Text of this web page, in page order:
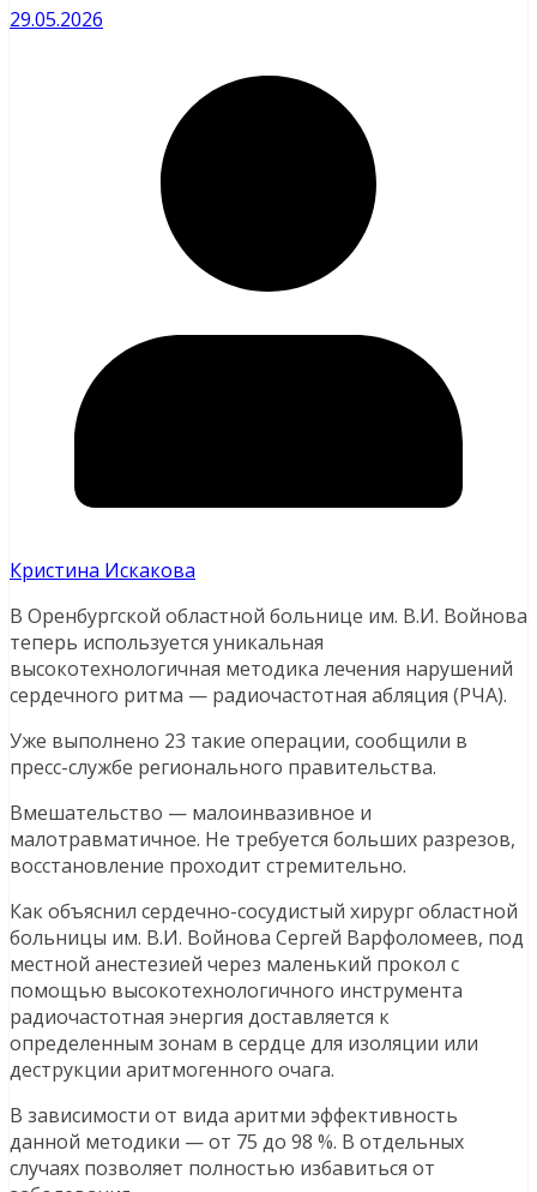
29.05.2026
Кристина Искакова
В Оренбургской областной больнице им. В.И. Войнова
теперь используется уникальная
высокотехнологичная методика лечения нарушений
сердечного ритма — радиочастотная абляция (РЧА).
Уже выполнено 23 такие операции, сообщили в
пресс-службе регионального правительства.
Вмешательство — малоинвазивное и
малотравматичное. Не требуется больших разрезов,
восстановление проходит стремительно.
Как объяснил сердечно-сосудистый хирург областной
больницы им. В.И. Войнова Сергей Варфоломеев, под
местной анестезией через маленький прокол с
помощью высокотехнологичного инструмента
радиочастотная энергия доставляется к
определенным зонам в сердце для изоляции или
деструкции аритмогенного очага.
В зависимости от вида аритми эффективность
данной методики — от 75 до 98 %. В отдельных
случаях позволяет полностью избавиться от